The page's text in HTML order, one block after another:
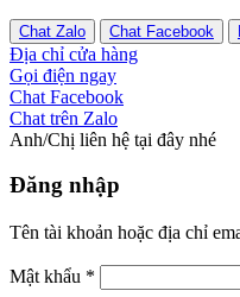
Chat Zalo Chat Facebook
Địa chỉ cửa hàng
Gọi điện ngay
Chat Facebook
Chat trên Zalo
Anh/Chị liên hệ tại đây nhé
Đăng nhập
Tên tài khoản hoặc địa chỉ
Mật khẩu *